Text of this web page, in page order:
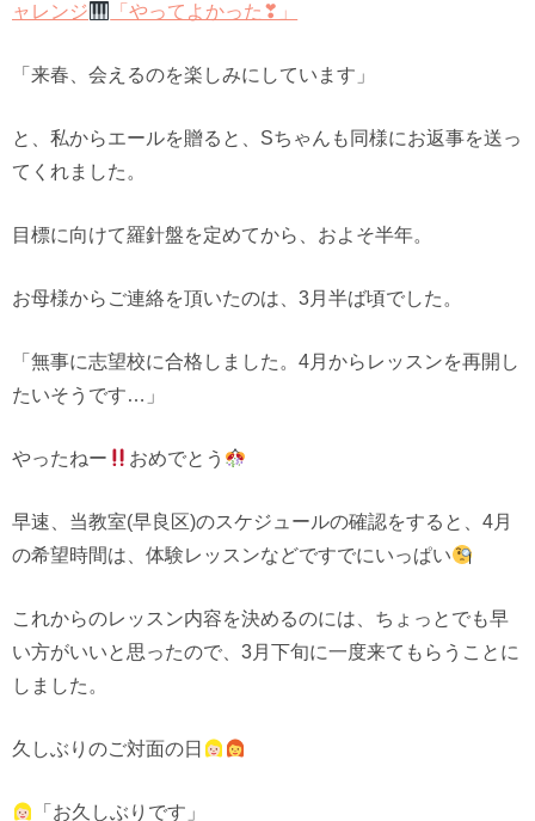
ャレンジ
「やってよかった❣」
「来春、会えるのを楽しみにしています」
と、私からエールを贈ると、Sちゃんも同様にお返事を送っ
てくれました。
目標に向けて羅針盤を定めてから、およそ半年。
お母様からご連絡を頂いたのは、3月半ば頃でした。
「無事に志望校に合格しました。4月からレッスンを再開し
たいそうです…」
やったねー おめでとう
早速、当教室(早良区)のスケジュールの確認をすると、4月
の希望時間は、体験レッスンなどですでにいっぱい
これからのレッスン内容を決めるのには、ちょっとでも早
い方がいいと思ったので、3月下旬に一度来てもらうことに
しました。
久しぶりのご対面の日
「お久しぶりです」